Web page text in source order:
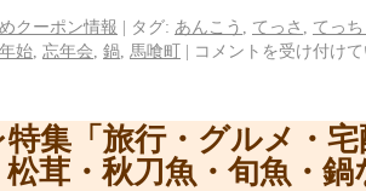
クーポン情報 | タグ: あんこう てっさ
てっ
始 忘年会 鍋 馬喰町 | コメントを受け付け
集「旅行・グルメ・
松茸・秋刀魚・旬魚・